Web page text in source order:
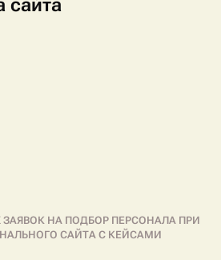
сайта
НА ПОДБОР ПЕРСОНАЛА ПРИ
САЙТА С КЕЙСАМИ